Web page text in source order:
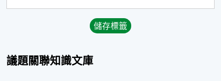
議題關聯知識文庫